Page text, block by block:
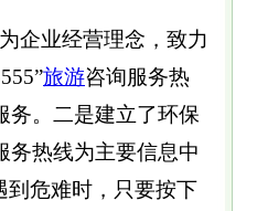
企业经营理念，致力
旅游咨询服务热
务。二是建立了环保
务热线为主要信息中
到危难时，只要按下